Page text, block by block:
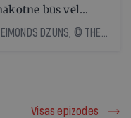
būs vēl
Visas epizodes